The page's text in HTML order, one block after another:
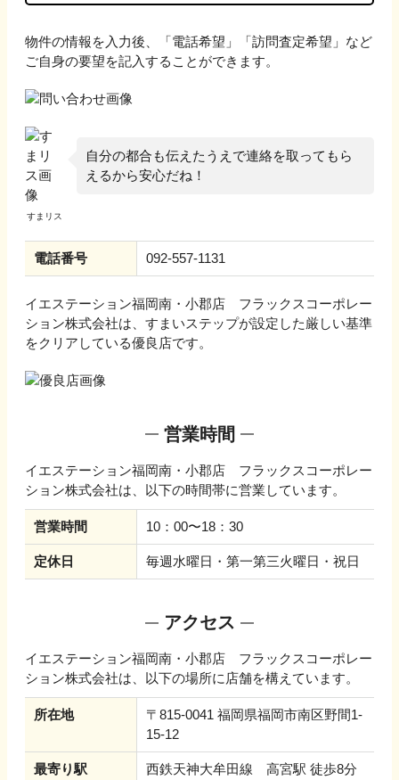
物件の情報を入力後、「電話希望」「訪問査定希望」など
ご自身の要望を記入することができます。
自分の都合も伝えたうえで連絡を取ってもら
えるから安心だね！
電話番号 092-557-1131
イエステーション福岡南・小郡店 フラックスコーポレー
ション株式会社は、すまいステップが設定した厳しい基準
をクリアしている優良店です。
営業時間
イエステーション福岡南・小郡店 フラックスコーポレー
ション株式会社は、以下の時間帯に営業しています。
営業時間 10：00〜18：30
定休日 毎週水曜日・第一第三火曜日・祝日
アクセス
イエステーション福岡南・小郡店 フラックスコーポレー
ション株式会社は、以下の場所に店舗を構えています。
所在地
〒815-0041 福岡県福岡市南区野間1-
15-12
最寄り駅 西鉄天神大牟田線 高宮駅 徒歩8分